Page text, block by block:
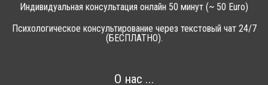
Индивидуальная консультация онлайн 50 минут (~ 50 Euro)
Психологическое консультирование через текстовый чат 24/7
(БЕСПЛАТНО).
О нас ...